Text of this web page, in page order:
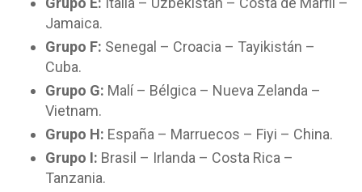
Jamaica.
Grupo F: Senegal – Croacia – Tayikistán –
Cuba.
Grupo G: Malí – Bélgica – Nueva Zelanda –
Vietnam.
Grupo H: España – Marruecos – Fiyi – China.
Grupo I: Brasil – Irlanda – Costa Rica –
Tanzania.